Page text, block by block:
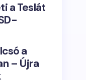
a Teslát
a
– Újra